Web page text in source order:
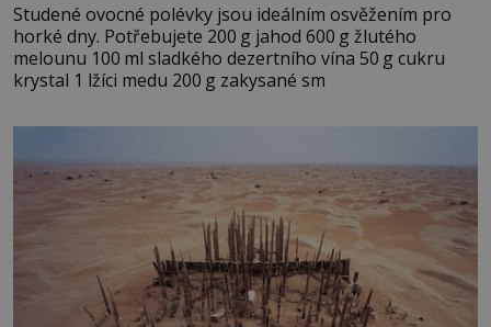
Studené ovocné polévky jsou ideálním osvěžením pro
horké dny. Potřebujete 200 g jahod 600 g žlutého
melounu 100 ml sladkého dezertního vína 50 g cukru
krystal 1 lžíci medu 200 g zakysané sm